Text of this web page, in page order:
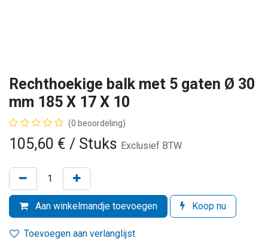
Rechthoekige balk met 5 gaten Ø 30
mm 185 X 17 X 10
(0 beoordeling)
105,60 € / Stuks Exclusief BTW
Aan winkelmandje toevoegen Koop nu
Toevoegen aan verlanglijst